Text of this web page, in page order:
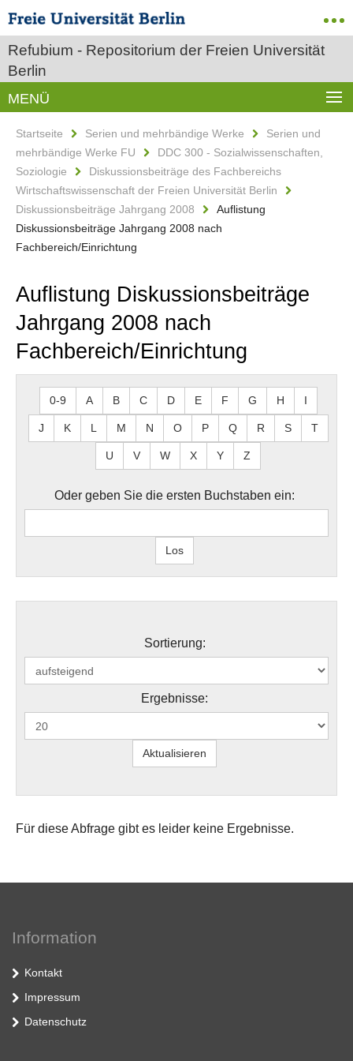
Refubium - Repositorium der Freien Universität
Berlin
MENÜ
Startseite Serien und mehrbändige Werke
Serien und
mehrbändige Werke FU
DDC 300 - Sozialwissenschaften,
Soziologie
Diskussionsbeiträge des Fachbereichs
Wirtschaftswissenschaft der Freien Universität Berlin
Diskussionsbeiträge Jahrgang 2008
Auflistung
Diskussionsbeiträge Jahrgang 2008 nach
Fachbereich/Einrichtung
Auflistung Diskussionsbeiträge
Jahrgang 2008 nach
Fachbereich/Einrichtung
0-9 A B C D E F G H I
J K L M N O P Q R S T
U V W X Y Z
Oder geben Sie die ersten Buchstaben ein:
Sortierung:
Ergebnisse:
Für diese Abfrage gibt es leider keine Ergebnisse.
Information
Kontakt
Impressum
Datenschutz